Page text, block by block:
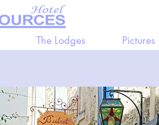
The Lodges Pictures